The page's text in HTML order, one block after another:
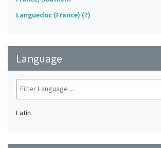
Languedoc (France) (?)
Language
Latin